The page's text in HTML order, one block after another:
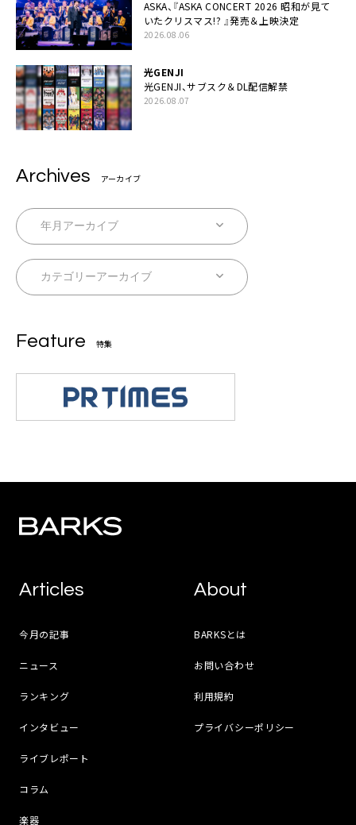
ASKA、『ASKA CONCERT 2026 昭和が見て
いたクリスマス!? 』発売＆上映決定
2026.08.06
光GENJI
光GENJI、サブスク＆DL配信解禁
2026.08.07
Archives アーカイブ
Feature 特集
Articles
今月の記事
ニュース
ランキング
インタビュー
ライブレポート
コラム
楽器
About
BARKSとは
お問い合わせ
利用規約
プライバシーポリシー